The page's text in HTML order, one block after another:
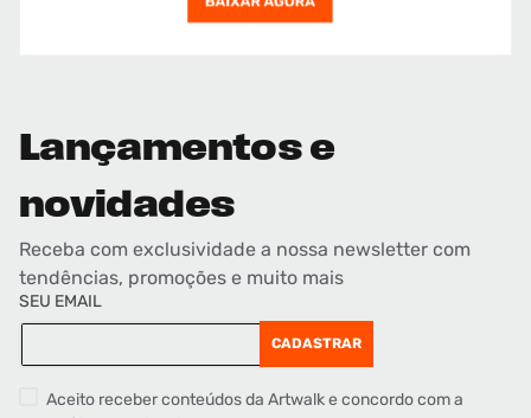
Lançamentos e
novidades
Receba com exclusividade a nossa newsletter com
tendências, promoções e muito mais
SEU EMAIL
CADASTRAR
Aceito receber conteúdos da Artwalk e concordo com a